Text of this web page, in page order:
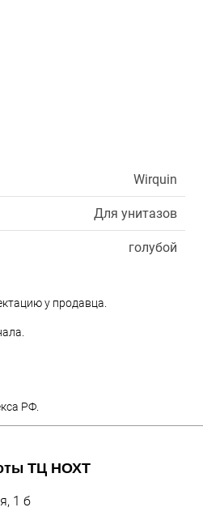
Wirquin
Для унитазов
голубой
у продавца.
РФ.
ТЦ НОХТ
1 б